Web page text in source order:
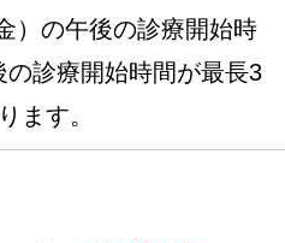
）の午後の診療開始時
診療開始時間が最長3
ます。